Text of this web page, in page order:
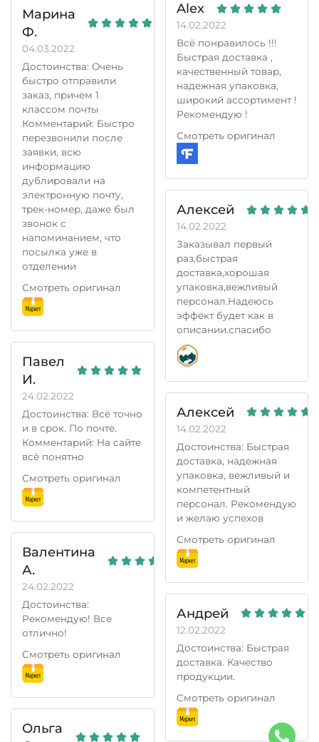
Марина
Ф.
04.03.2022
Достоинства: Очень
быстро отправили
заказ, причем 1
классом почты
Комментарий: Быстро
перезвонили после
заявки, всю
информацию
дублировали на
электронную почту,
трек-номер, даже был
звонок с
напоминанием, что
посылка уже в
отделении
Смотреть оригинал
Павел
И.
24.02.2022
Достоинства: Всё точно
и в срок. По почте.
Комментарий: На сайте
всё понятно
Смотреть оригинал
Валентина
А.
24.02.2022
Достоинства:
Рекомендую! Все
отлично!
Смотреть оригинал
Ольга
Alex
14.02.2022
Всё понравилось !!!
Быстрая доставка ,
качественный товар,
надежная упаковка,
широкий ассортимент !
Рекомендую !
Смотреть оригинал
Алексей
14.02.2022
Заказывал первый
раз,быстрая
доставка,хорошая
упаковка,вежливый
персонал.Надеюсь
эффект будет как в
описании.спасибо
Алексей
14.02.2022
Достоинства: Быстрая
доставка, надежная
упаковка, вежливый и
компетентный
персонал. Рекомендую
и желаю успехов
Смотреть оригинал
Андрей
12.02.2022
Достоинства: Быстрая
доставка. Качество
продукции.
Смотреть оригинал